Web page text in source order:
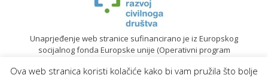
Unaprjeđenje web stranice sufinancirano je iz Europskog
socijalnog fonda Europske unije (Operativni program
Ova web stranica koristi kolačiće kako bi vam pružila što bolje